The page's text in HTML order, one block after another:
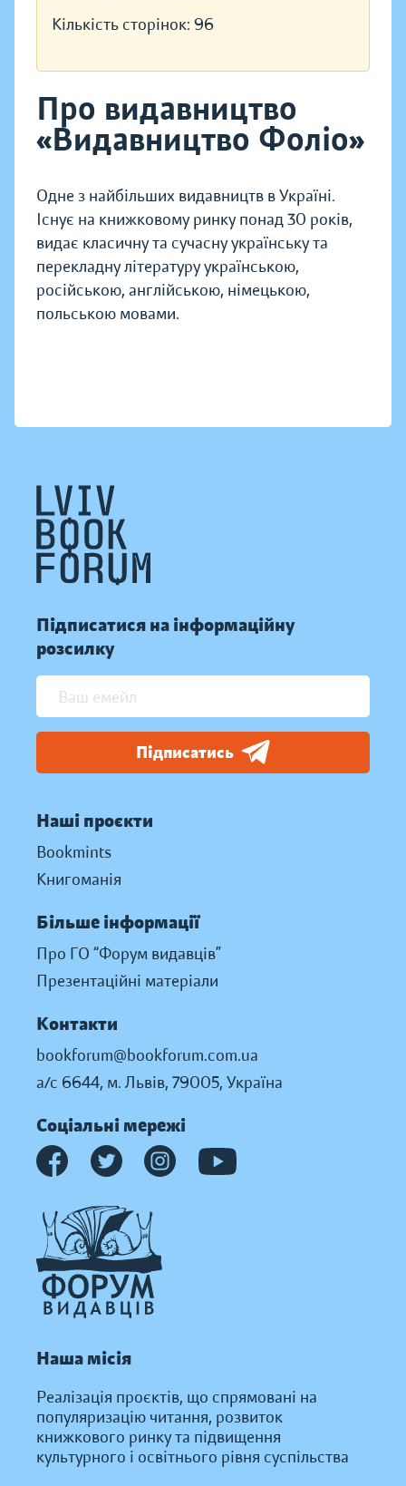
Кількість сторінок: 96
Про видавництво
«Видавництво Фоліо»
Одне з найбільших видавництв в Україні.
Існує на книжковому ринку понад 30 років,
видає класичну та сучасну українську та
перекладну літературу українською,
російською, англійською, німецькою,
польською мовами.
Підписатися на інформаційну
розсилку
Підписатись
Наші проєкти
Bookmints
Книгоманія
Більше інформації
Про ГО “Форум видавців”
Презентаційні матеріали
Контакти
bookforum@bookforum.com.ua
а/с 6644, м. Львів, 79005, Україна
Соціальні мережі
Наша місія
Реалізація проєктів, що спрямовані на
популяризацію читання, розвиток
книжкового ринку та підвищення
культурного і освітнього рівня суспільства